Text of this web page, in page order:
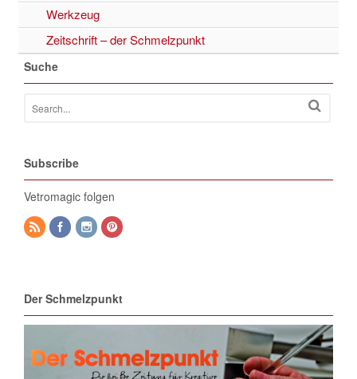
Werkzeug
Zeitschrift – der Schmelzpunkt
Suche
Subscribe
Vetromagic folgen
Der Schmelzpunkt